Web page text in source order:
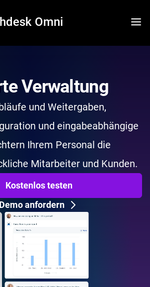
Omni
Verwaltung
und Weitergaben,
und eingabeabhängige
Ihrem Personal die
Mitarbeiter und Kunden.
Kostenlos testen
Demo anfordern